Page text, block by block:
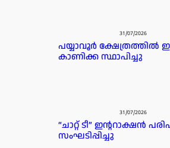
31/07/2026
പയ്യാവൂർ ക്ഷേത്രത്തിൽ ഇ
കാണിക്ക സ്ഥാപിച്ചു
31/07/2026
“ചാറ്റ് ടീ” ഇന്ററാക്ഷൻ
സംഘടിപ്പിച്ചു